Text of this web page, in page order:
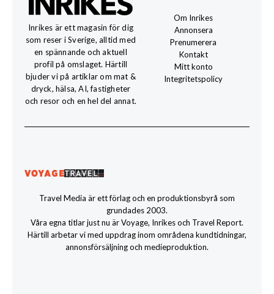
Inrikes är ett magasin för dig
som reser i Sverige, alltid med
en spännande och aktuell
profil på omslaget. Härtill
bjuder vi på artiklar om mat &
dryck, hälsa, AI, fastigheter
och resor och en hel del annat.
Om Inrikes
Annonsera
Prenumerera
Kontakt
Mitt konto
Integritetspolicy
Travel Media är ett förlag och en produktionsbyrå som
grundades 2003.
Våra egna titlar just nu är Voyage, Inrikes och Travel Report.
Härtill arbetar vi med uppdrag inom områdena kundtidningar,
annonsförsäljning och medieproduktion.